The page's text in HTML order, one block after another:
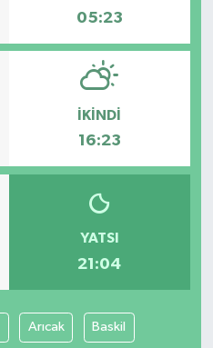
05:23
İKINDI
16:23
YATSI
21:04
Arıcak Baskil